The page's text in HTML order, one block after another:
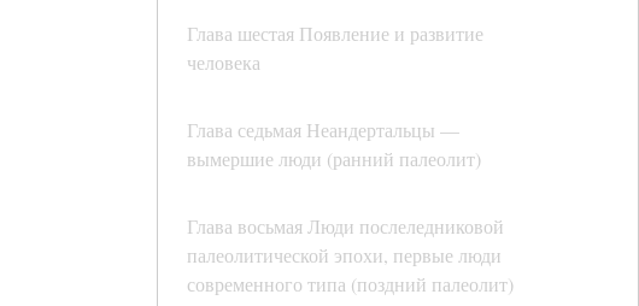
Глава шестая Появление и развитие
человека
Глава седьмая Неандертальцы —
вымершие люди (ранний палеолит)
Глава восьмая Люди послеледниковой
палеолитической эпохи, первые люди
современного типа (поздний палеолит)